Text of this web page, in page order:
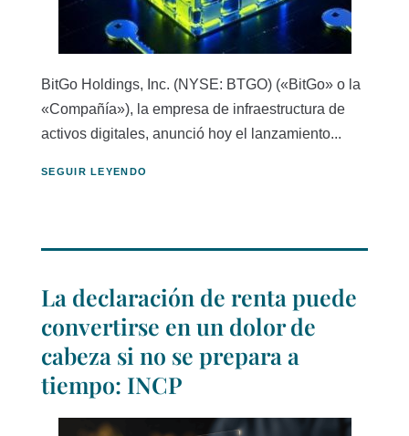
BitGo Holdings, Inc. (NYSE: BTGO) («BitGo» o la
«Compañía»), la empresa de infraestructura de
activos digitales, anunció hoy el lanzamiento...
SEGUIR LEYENDO
La declaración de renta puede
convertirse en un dolor de
cabeza si no se prepara a
tiempo: INCP